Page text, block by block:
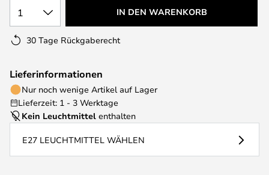
1 IN DEN WARENKORB
30 Tage Rückgaberecht
Lieferinformationen
Nur noch wenige Artikel auf Lager
Lieferzeit: 1 - 3 Werktage
Kein Leuchtmittel enthalten
E27 LEUCHTMITTEL WÄHLEN